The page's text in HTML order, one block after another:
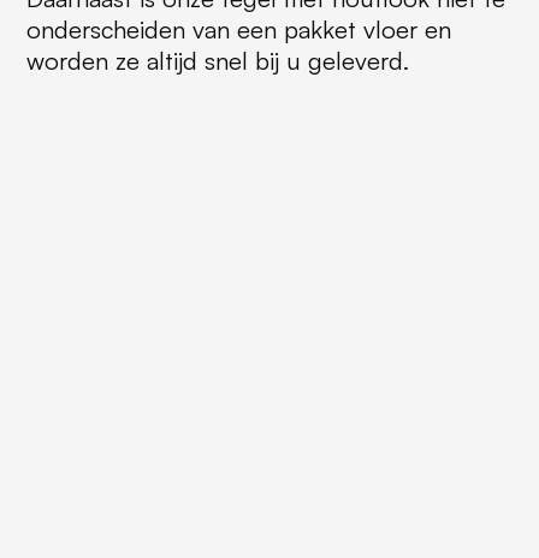
onderscheiden van een pakket vloer en
worden ze altijd snel bij u geleverd.